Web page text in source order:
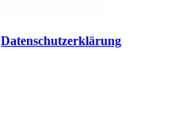
Datenschutzerklärung